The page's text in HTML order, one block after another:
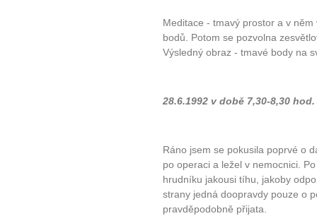
Meditace - tmavý prostor a v
bodů. Potom se pozvolna
Výsledný obraz - tmavé body na
28.6.1992 v době 7,30-8,30 hod.
Ráno jsem se pokusila poprvé o
po operaci a ležel v nemocnici.
hrudníku jakousi tíhu, jakoby
strany jedná doopravdy pouze o
pravděpodobně přijata.